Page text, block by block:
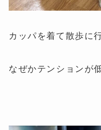
カッパを着て散歩に
なぜかテンションが